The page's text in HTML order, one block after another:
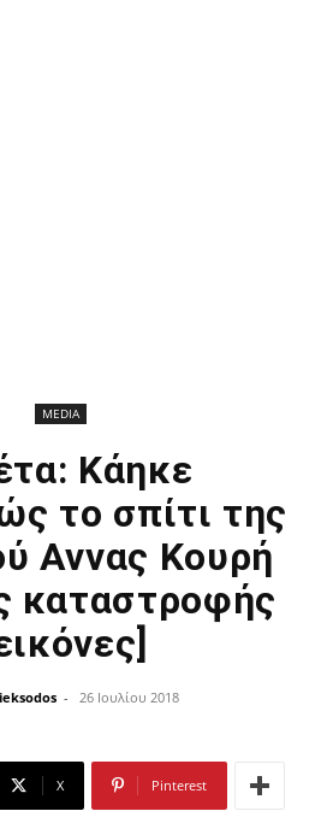
MEDIA
Κάηκε
το σπίτι της
Αννας Κουρή
καταστροφής
- 26 Ιουλίου 2018
X Pinterest